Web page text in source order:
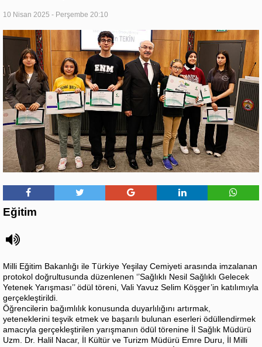
10 Nisan 2025 - Perşembe 20:10
Eğitim
Milli Eğitim Bakanlığı ile Türkiye Yeşilay Cemiyeti arasında imzalanan
protokol doğrultusunda düzenlenen ‘’Sağlıklı Nesil Sağlıklı Gelecek
Yetenek Yarışması’’ ödül töreni, Vali Yavuz Selim Köşger’in katılımıyla
gerçekleştirildi.
Öğrencilerin bağımlılık konusunda duyarlılığını artırmak,
yeteneklerini teşvik etmek ve başarılı bulunan eserleri ödüllendirmek
amacıyla gerçekleştirilen yarışmanın ödül törenine İl Sağlık Müdürü
Uzm. Dr. Halil Nacar, İl Kültür ve Turizm Müdürü Emre Duru, İl Milli